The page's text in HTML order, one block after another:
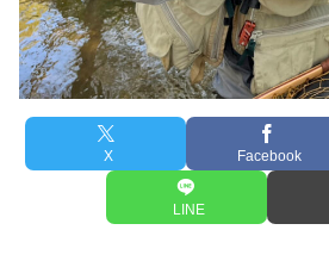
X Facebook
LINE